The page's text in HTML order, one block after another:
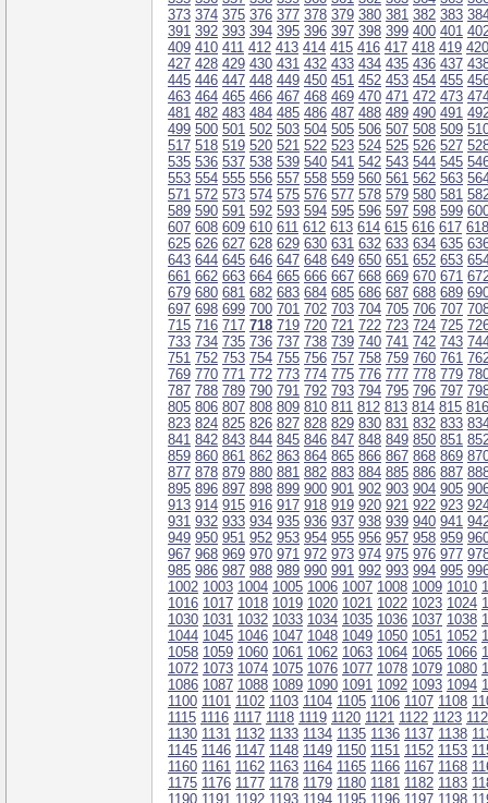
373 374 375 376 377 378 379 380 381 382 383
391 392 393 394 395 396 397 398 399 400 401
409 410 411 412 413 414 415 416 417 418 419 420
427 428 429 430 431 432 433 434 435 436 437
445 446 447 448 449 450 451 452 453 454 455
463 464 465 466 467 468 469 470 471 472 473
481 482 483 484 485 486 487 488 489 490 491
499 500 501 502 503 504 505 506 507 508 509
517 518 519 520 521 522 523 524 525 526 527
535 536 537 538 539 540 541 542 543 544 545
553 554 555 556 557 558 559 560 561 562 563
571 572 573 574 575 576 577 578 579 580 581
589 590 591 592 593 594 595 596 597 598 599
607 608 609 610 611 612 613 614 615 616 617 618
625 626 627 628 629 630 631 632 633 634 635
643 644 645 646 647 648 649 650 651 652 653
661 662 663 664 665 666 667 668 669 670 671
679 680 681 682 683 684 685 686 687 688 689
697 698 699 700 701 702 703 704 705 706 707
715 716 717 718 719 720 721 722 723 724 725
733 734 735 736 737 738 739 740 741 742 743
751 752 753 754 755 756 757 758 759 760 761
769 770 771 772 773 774 775 776 777 778 779
787 788 789 790 791 792 793 794 795 796 797
805 806 807 808 809 810 811 812 813 814 815 816
823 824 825 826 827 828 829 830 831 832 833
841 842 843 844 845 846 847 848 849 850 851
859 860 861 862 863 864 865 866 867 868 869
877 878 879 880 881 882 883 884 885 886 887
895 896 897 898 899 900 901 902 903 904 905
913 914 915 916 917 918 919 920 921 922 923
931 932 933 934 935 936 937 938 939 940 941
949 950 951 952 953 954 955 956 957 958 959
967 968 969 970 971 972 973 974 975 976 977
985 986 987 988 989 990 991 992 993 994 995
1002 1003 1004 1005 1006 1007 1008 1009 1010
1016 1017 1018 1019 1020 1021 1022 1023 1024
1030 1031 1032 1033 1034 1035 1036 1037 1038
1044 1045 1046 1047 1048 1049 1050 1051 1052
1058 1059 1060 1061 1062 1063 1064 1065 1066
1072 1073 1074 1075 1076 1077 1078 1079 1080
1086 1087 1088 1089 1090 1091 1092 1093 1094
1100 1101 1102 1103 1104 1105 1106 1107 1108
1115 1116 1117 1118 1119 1120 1121 1122 1123
1130 1131 1132 1133 1134 1135 1136 1137 1138
1145 1146 1147 1148 1149 1150 1151 1152 1153
1160 1161 1162 1163 1164 1165 1166 1167 1168
1175 1176 1177 1178 1179 1180 1181 1182 1183
1190 1191 1192 1193 1194 1195 1196 1197 1198